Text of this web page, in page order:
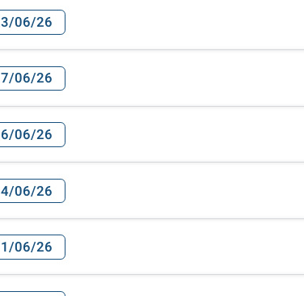
06/26
06/26
06/26
06/26
06/26